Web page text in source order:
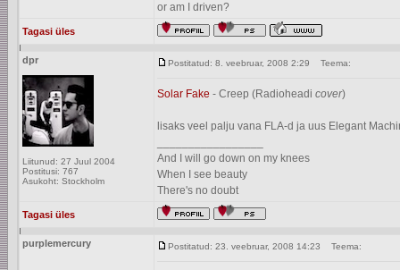
or am I driven?
Tagasi üles
dpr
Liitunud: 27 Juul 2004
Postitusi: 767
Asukoht: Stockholm
Postitatud: 8. veebruar, 2008 2:29 Teema:
Solar Fake - Creep (Radioheadi cover)
lisaks veel palju vana FLA-d ja uus Elegant
And I will go down on my knees
When I see beauty
There's no doubt
Tagasi üles
purplemercury Postitatud: 23. veebruar, 2008 14:23 Teema: